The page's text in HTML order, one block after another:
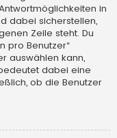
in
dabei sicherstellen,
Zeile steht. Du
pro Benutzer“
auswählen kann,
dabei eine
ob die Benutzer